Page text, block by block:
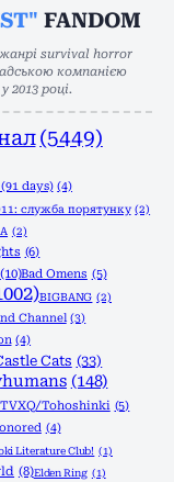
FANDOM
survival horror
компанією
році.
(5449)
days) (4)
служба порятунку (2)
(2)
(6)
(10)Bad Omens (5)
BIGBANG (2)
Channel (3)
(4)
Cats (33)
(148)
Tohoshinki (5)
(4)
Literature Club! (1)
(8)Elden Ring (1)